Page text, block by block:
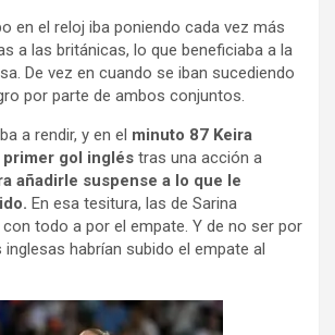
en el reloj iba poniendo cada vez más
a las británicas, lo que beneficiaba a la
De vez en cuando se iban sucediendo
por parte de ambos conjuntos.
a rendir, y en el minuto 87 Keira
gol inglés tras una acción a
añadirle suspense a lo que le
En esa tesitura, las de Sarina
todo a por el empate. Y de no ser por
inglesas habrían subido el empate al